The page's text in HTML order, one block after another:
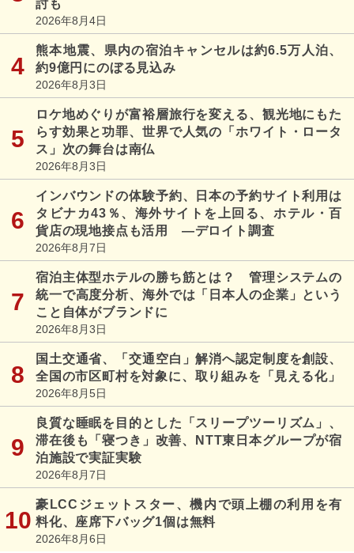
討も
2026年8月4日
熊本地震、県内の宿泊キャンセルは約6.5万人泊、
約9億円にのぼる見込み
2026年8月3日
ロケ地めぐりが富裕層旅行を変える、観光地にもた
らす効果と功罪、世界で人気の「ホワイト・ロータ
ス」次の舞台は南仏
2026年8月3日
インバウンドの体験予約、日本の予約サイト利用は
タビナカ43％、海外サイトを上回る、ホテル・百
貨店の現地接点も活用 ―デロイト調査
2026年8月7日
宿泊主体型ホテルの勝ち筋とは？ 管理システムの
統一で高度分析、海外では「日本人の企業」という
こと自体がブランドに
2026年8月3日
国土交通省、「交通空白」解消へ認定制度を創設、
全国の市区町村を対象に、取り組みを「見える化」
2026年8月5日
良質な睡眠を目的とした「スリープツーリズム」、
滞在後も「寝つき」改善、NTT東日本グループが宿
泊施設で実証実験
2026年8月7日
豪LCCジェットスター、機内で頭上棚の利用を有
料化、座席下バッグ1個は無料
2026年8月6日